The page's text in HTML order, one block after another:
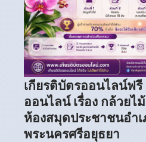
เกียรติบัตรออนไลน์ฟ
ออนไลน์ เรื่อง กล้วยไ
ห้องสมุดประชาชนอำ
พระนครศรีอยุธยา